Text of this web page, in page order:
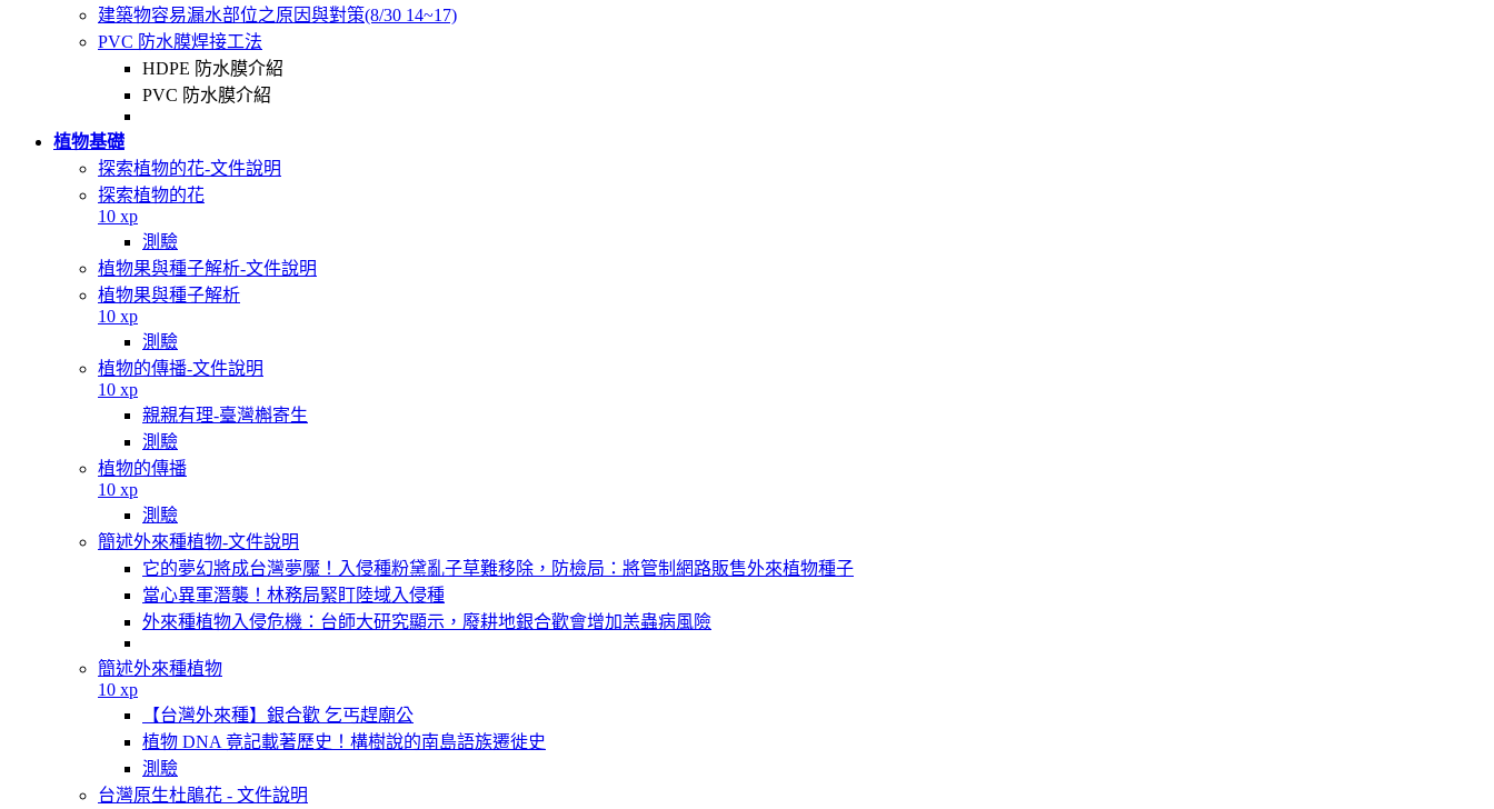
建築物容易漏水部位之原因與對策(8/30 14~17)
PVC 防水膜焊接工法
HDPE 防水膜介紹
PVC 防水膜介紹
植物基礎
探索植物的花-文件說明
探索植物的花
10 xp
測驗
植物果與種子解析-文件說明
植物果與種子解析
10 xp
測驗
植物的傳播-文件說明
10 xp
親親有理-臺灣槲寄生
測驗
植物的傳播
10 xp
測驗
簡述外來種植物-文件說明
它的夢幻將成台灣夢魘！入侵種粉黛亂子草難移除，防檢局：將管制網路販售外來植物種子
當心異軍潛襲！林務局緊盯陸域入侵種
外來種植物入侵危機：台師大研究顯示，廢耕地銀合歡會增加恙蟲病風險
簡述外來種植物
10 xp
【台灣外來種】銀合歡 乞丐趕廟公
植物 DNA 竟記載著歷史！構樹說的南島語族遷徙史
測驗
台灣原生杜鵑花 - 文件說明